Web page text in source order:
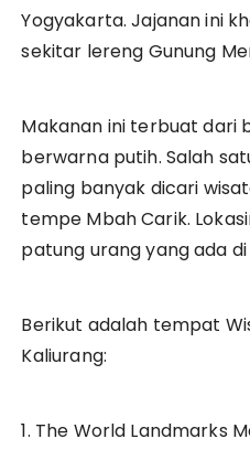
Yogyakarta. Jajanan ini
sekitar lereng Gunung
Makanan ini terbuat dari
berwarna putih. Salah
paling banyak dicari
tempe Mbah Carik.
patung urang yang ada di
Berikut adalah tempat
Kaliurang:
1. The World Landmarks